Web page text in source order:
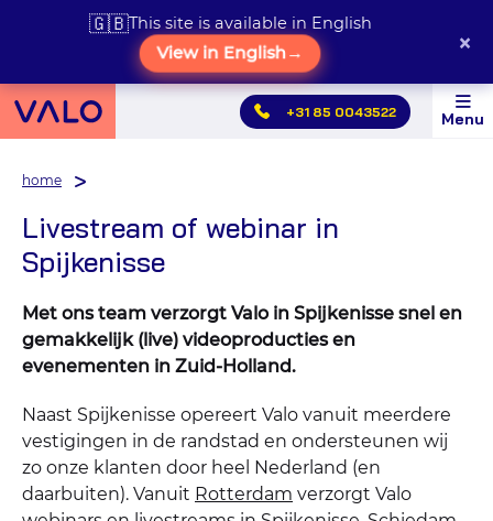
Hoofdmenu
overslaan
+31 85 0043522 Menu
home
Livestream of webinar in
Spijkenisse
Met ons team verzorgt Valo in Spijkenisse snel en
gemakkelijk (live) videoproducties en
evenementen in Zuid-Holland.
Naast Spijkenisse opereert Valo vanuit meerdere
vestigingen in de randstad en ondersteunen wij
zo onze klanten door heel Nederland (en
daarbuiten). Vanuit Rotterdam verzorgt Valo
🇬🇧This site is available in English
View in English→ ×